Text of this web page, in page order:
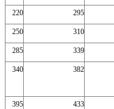
295
220
310
250
339
285
382
340
433
395